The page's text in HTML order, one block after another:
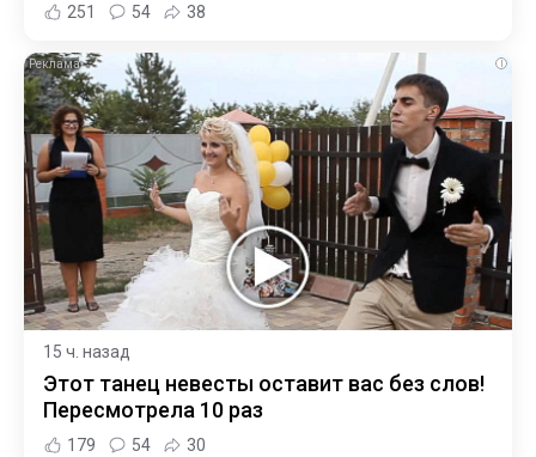
251 54 38
i
15 ч. назад
Этот танец невесты оставит вас без слов!
Пересмотрела 10 раз
179 54 30